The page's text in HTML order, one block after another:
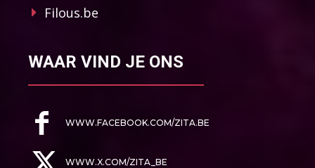
Filous.be
WAAR VIND JE ONS
WWW.FACEBOOK.COM/ZITA.BE
WWW.X.COM/ZITA_BE